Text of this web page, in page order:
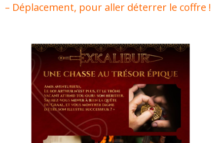
– Déplacement, pour aller déterrer le coffre !